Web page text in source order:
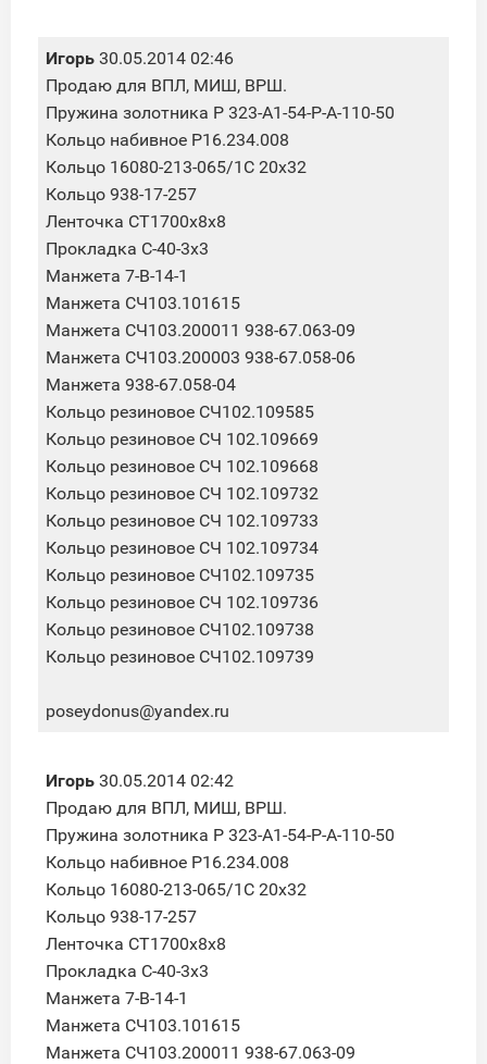
Игорь 30.05.2014 02:46
Продаю для ВПЛ, МИШ, ВРШ.
Пружина золотника Р 323-А1-54-Р-А-110-50
Кольцо набивное Р16.234.008
Кольцо 16080-213-065/1С 20х32
Кольцо 938-17-257
Ленточка СТ1700х8х8
Прокладка C-40-3x3
Манжета 7-В-14-1
Манжета СЧ103.101615
Манжета СЧ103.200011 938-67.063-09
Манжета СЧ103.200003 938-67.058-06
Манжета 938-67.058-04
Кольцо резиновое СЧ102.109585
Кольцо резиновое СЧ 102.109669
Кольцо резиновое СЧ 102.109668
Кольцо резиновое СЧ 102.109732
Кольцо резиновое СЧ 102.109733
Кольцо резиновое СЧ 102.109734
Кольцо резиновое СЧ102.109735
Кольцо резиновое СЧ 102.109736
Кольцо резиновое СЧ102.109738
Кольцо резиновое СЧ102.109739
poseydonus@yandex.ru
Игорь 30.05.2014 02:42
Продаю для ВПЛ, МИШ, ВРШ.
Пружина золотника Р 323-А1-54-Р-А-110-50
Кольцо набивное Р16.234.008
Кольцо 16080-213-065/1С 20х32
Кольцо 938-17-257
Ленточка СТ1700х8х8
Прокладка C-40-3x3
Манжета 7-В-14-1
Манжета СЧ103.101615
Манжета СЧ103.200011 938-67.063-09